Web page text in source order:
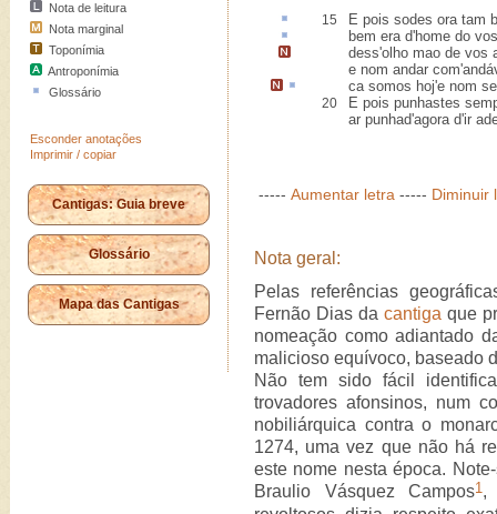
Nota de leitura
Nota marginal
Toponímia
Antroponímia
Glossário
Esconder anotações
Imprimir / copiar
Cantigas: Guia breve
Glossário
Mapa das Cantigas
15 E pois sodes ora tam
bem era d'home do
dess'olho mao de vos
e nom andar
ca somos hoj'e nom
20
E pois punhastes
ar punhad'agora d'ir
----- Aumentar letra ----- Diminuir
Nota geral:
Pelas referências
Fernão Dias da cantiga que
nomeação como adiantado
malicioso equívoco, baseado
Não tem sido fácil
trovadores afonsinos, num
nobiliárquica contra o
1274, uma vez que não há
este nome nesta época.
Braulio Vásquez Campos1 ,